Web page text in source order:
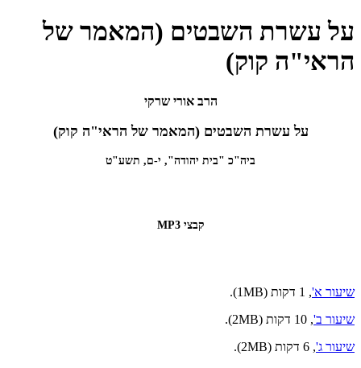
על עשרת השבטים (המאמר של
הראי"ה קוק)
הרב אורי שרקי
על עשרת השבטים (המאמר של הראי"ה קוק)
ביה"כ "בית יהודה", י-ם, תשע"ט
קבצי MP3
שיעור א', 1 דקות (1MB).
שיעור ב', 10 דקות (2MB).
שיעור ג', 6 דקות (2MB).